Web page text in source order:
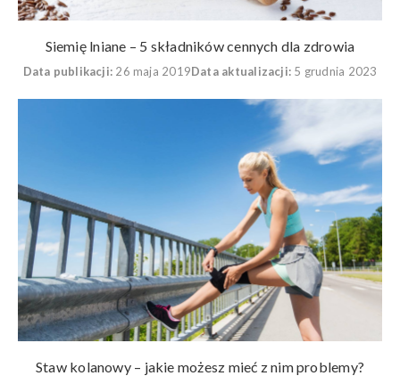
Siemię lniane – 5 składników cennych dla zdrowia
Data publikacji: 26 maja 2019Data aktualizacji: 5 grudnia 2023
Staw kolanowy – jakie możesz mieć z nim problemy?